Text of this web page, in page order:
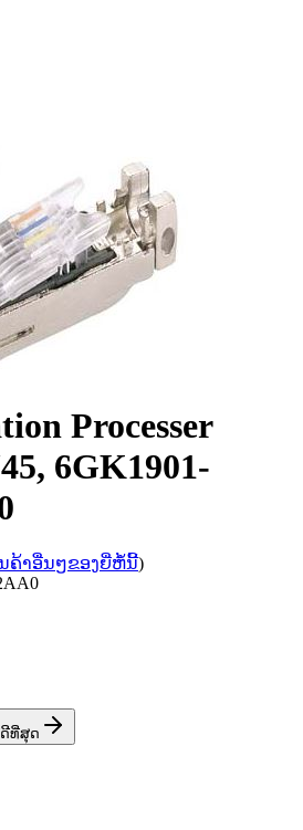
Processer
6GK1901-
ນຄ້າອື່ນໆຂອງຍີ່ຫໍ້ນີ້)
ດີທີ່ສຸດ